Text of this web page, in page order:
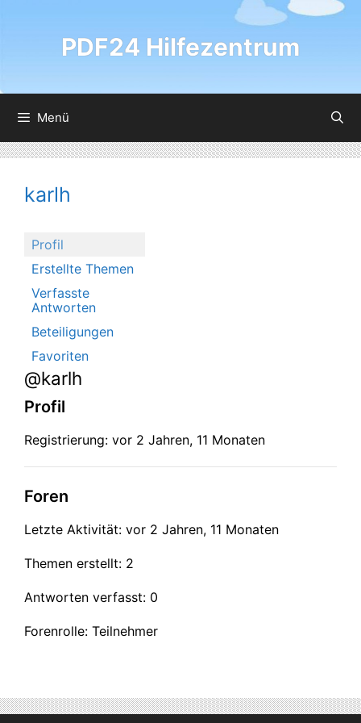
PDF24 Hilfezentrum
Menü
karlh
Profil
Erstellte Themen
Verfasste
Antworten
Beteiligungen
Favoriten
@karlh
Profil
Registrierung: vor 2 Jahren, 11 Monaten
Foren
Letzte Aktivität: vor 2 Jahren, 11 Monaten
Themen erstellt: 2
Antworten verfasst: 0
Forenrolle: Teilnehmer